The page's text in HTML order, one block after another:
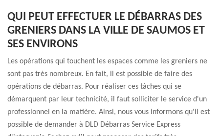
QUI PEUT EFFECTUER LE DÉBARRAS DES
GRENIERS DANS LA VILLE DE SAUMOS ET
SES ENVIRONS
Les opérations qui touchent les espaces comme les greniers ne
sont pas très nombreux. En fait, il est possible de faire des
opérations de débarras. Pour réaliser ces tâches qui se
démarquent par leur technicité, il faut solliciter le service d'un
professionnel en la matière. Ainsi, nous vous informons qu'il est
possible de demander à DLD Débarras Service Express